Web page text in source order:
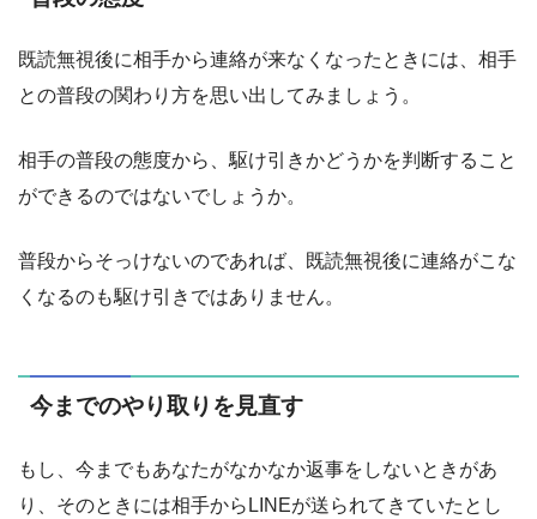
既読無視後に相手から連絡が来なくなったときには、相手
との普段の関わり方を思い出してみましょう。
相手の普段の態度から、駆け引きかどうかを判断すること
ができるのではないでしょうか。
普段からそっけないのであれば、既読無視後に連絡がこな
くなるのも駆け引きではありません。
今までのやり取りを見直す
もし、今までもあなたがなかなか返事をしないときがあ
り、そのときには相手からLINEが送られてきていたとし